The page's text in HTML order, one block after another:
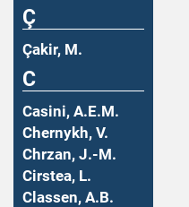
Ç
Çakir, M.
C
Casini, A.E.M.
Chernykh, V.
Chrzan, J.-M.
Cirstea, L.
Classen, A.B.